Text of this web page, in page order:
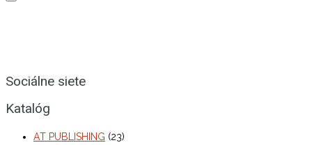
Sociálne siete
Katalóg
AT PUBLISHING (23)